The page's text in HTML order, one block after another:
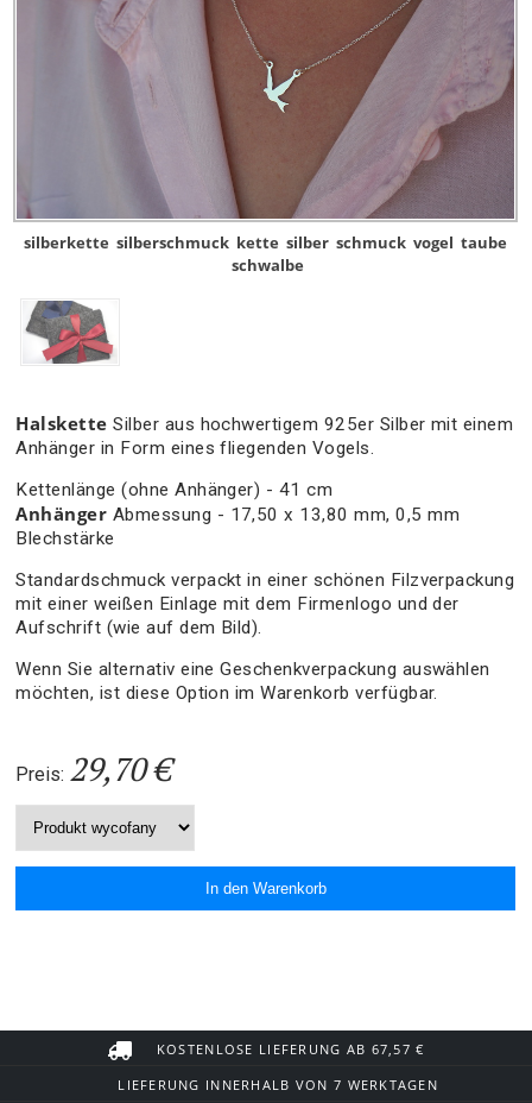
silberkette silberschmuck kette silber schmuck vogel taube
schwalbe
HalsketteSilber aus hochwertigem 925er Silber mit einem
Anhänger in Form eines fliegenden Vogels.
Kettenlänge (ohne Anhänger) - 41 cm
Anhänger Abmessung - 17,50 x 13,80 mm, 0,5 mm
Blechstärke
Standardschmuck verpackt in einer schönen Filzverpackung
mit einer weißen Einlage mit dem Firmenlogo und der
Aufschrift (wie auf dem Bild).
Wenn Sie alternativ eine Geschenkverpackung auswählen
möchten, ist diese Option im Warenkorb verfügbar.
Preis: 29,70 €
KOSTENLOSE LIEFERUNG AB 67,57 €
LIEFERUNG INNERHALB VON 7 WERKTAGEN